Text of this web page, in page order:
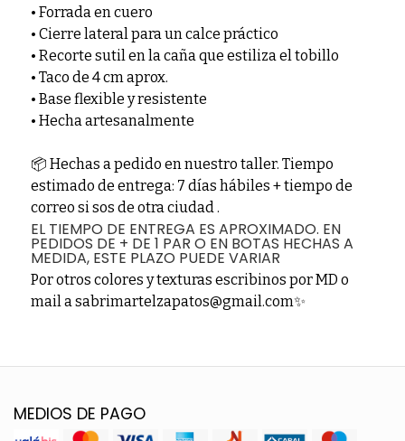
• Forrada en cuero
• Cierre lateral para un calce práctico
• Recorte sutil en la caña que estiliza el tobillo
• Taco de 4 cm aprox.
• Base flexible y resistente
• Hecha artesanalmente
📦 Hechas a pedido en nuestro taller. Tiempo
estimado de entrega: 7 días hábiles + tiempo de
correo si sos de otra ciudad .
EL TIEMPO DE ENTREGA ES APROXIMADO. EN
PEDIDOS DE + DE 1 PAR O EN BOTAS HECHAS A
MEDIDA, ESTE PLAZO PUEDE VARIAR
Por otros colores y texturas escribinos por MD o
mail a sabrimartelzapatos@gmail.com✨
MEDIOS DE PAGO